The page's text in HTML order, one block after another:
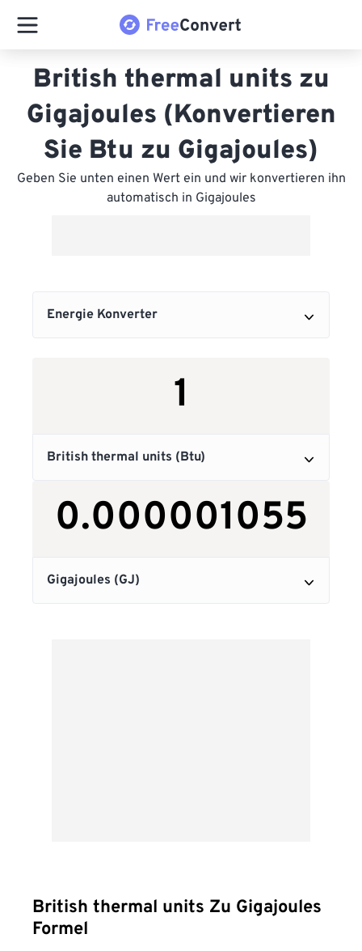
British thermal units zu
Gigajoules (Konvertieren
Sie Btu zu Gigajoules)
Geben Sie unten einen Wert ein und wir konvertieren ihn
automatisch in Gigajoules
British thermal units Zu Gigajoules
Formel